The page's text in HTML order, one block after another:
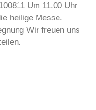
Um 11.00 Uhr
heilige Messe.
Wir freuen uns